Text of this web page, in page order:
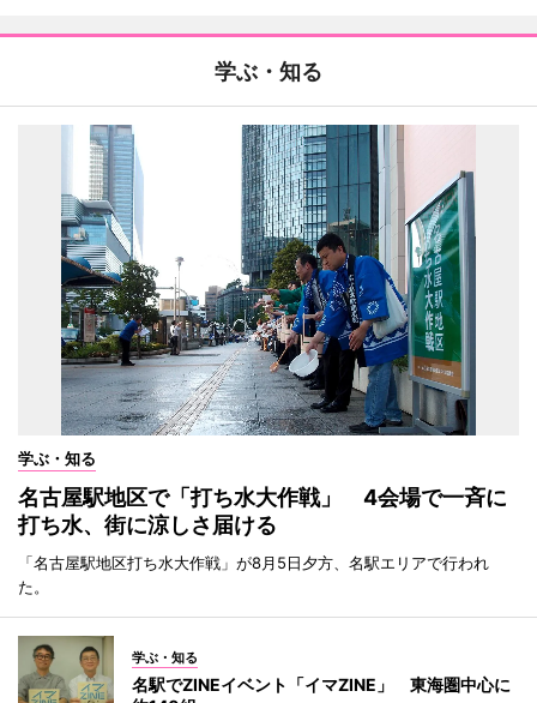
学ぶ・知る
学ぶ・知る
名古屋駅地区で「打ち水大作戦」 4会場で一斉に
打ち水、街に涼しさ届ける
「名古屋駅地区打ち水大作戦」が8月5日夕方、名駅エリアで行われ
た。
学ぶ・知る
名駅でZINEイベント「イマZINE」 東海圏中心に